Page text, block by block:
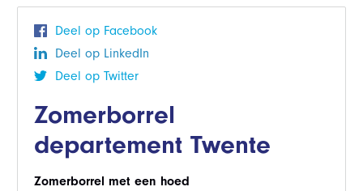
Deel op Facebook
Deel op LinkedIn
Deel op Twitter
Zomerborrel
departement Twente
Zomerborrel met een hoed